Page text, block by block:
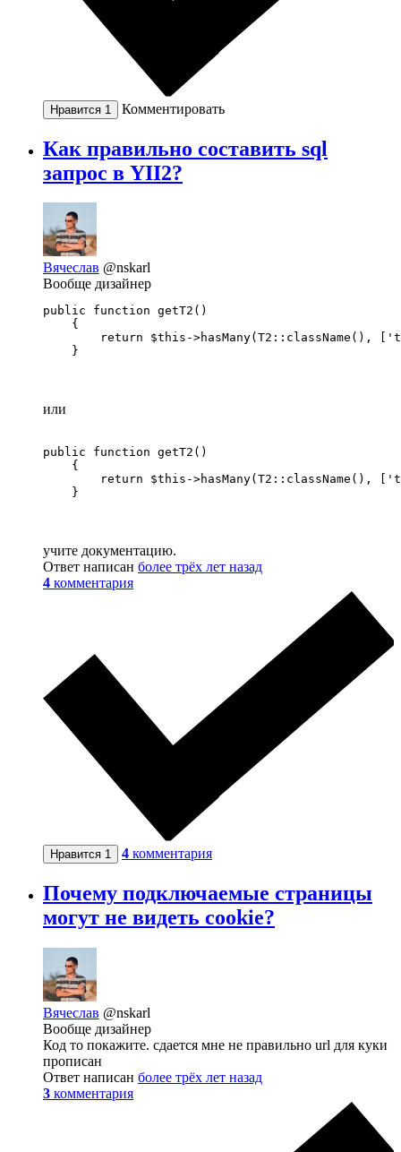
Нравится 1 Комментировать
Как правильно составить sql
запрос в YII2?
Вячеслав @nskarl
Вообще дизайнер
public function getТ2()
    {
return $this->hasMany(Т2::className(),
    }
или
public function getТ2()
    {
return $this->hasMany(Т2::className(),
    }
учите документацию.
Ответ написан более трёх лет назад
4 комментария
Нравится 1 4 комментария
Почему подключаемые страницы
могут не видеть cookie?
Вячеслав @nskarl
Вообще дизайнер
Код то покажите. сдается мне не правильно url для куки
прописан
Ответ написан более трёх лет назад
3 комментария